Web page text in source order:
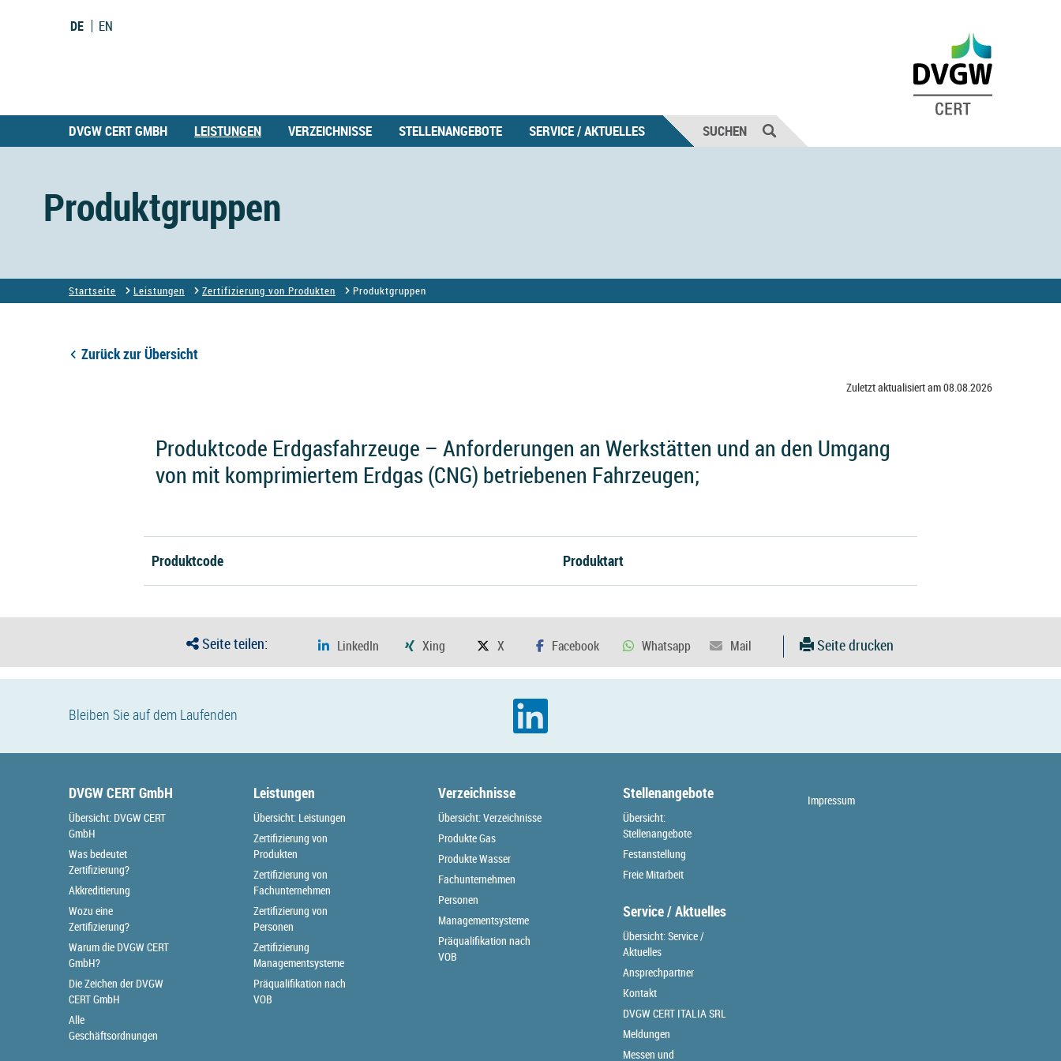
DE EN
DVGW CERT GMBH LEISTUNGEN VERZEICHNISSE STELLENANGEBOTE SERVICE / AKTUELLES SUCHEN
Produktgruppen
Startseite Leistungen Zertifizierung von Produkten Produktgruppen
Zurück zur Übersicht
Zuletzt aktualisiert am 08.08.2026
Produktcode Erdgasfahrzeuge – Anforderungen an Werkstätten und an den Umgang
von mit komprimiertem Erdgas (CNG) betriebenen Fahrzeugen;
Produktcode Produktart
Seite teilen: Seite drucken
Bleiben Sie auf dem Laufenden
DVGW CERT GmbH
Übersicht: DVGW CERT
GmbH
Was bedeutet
Zertifizierung?
Akkreditierung
Wozu eine
Zertifizierung?
Warum die DVGW CERT
GmbH?
Die Zeichen der DVGW
CERT GmbH
Alle
Geschäftsordnungen
Leistungen
Übersicht: Leistungen
Zertifizierung von
Produkten
Zertifizierung von
Fachunternehmen
Zertifizierung von
Personen
Zertifizierung
Managementsysteme
Präqualifikation nach
VOB
Verzeichnisse
Übersicht: Verzeichnisse
Produkte Gas
Produkte Wasser
Fachunternehmen
Personen
Managementsysteme
Präqualifikation nach
VOB
Stellenangebote
Übersicht:
Stellenangebote
Festanstellung
Freie Mitarbeit
Service / Aktuelles
Übersicht: Service /
Aktuelles
Ansprechpartner
Kontakt
DVGW CERT ITALIA SRL
Meldungen
Messen und
Impressum